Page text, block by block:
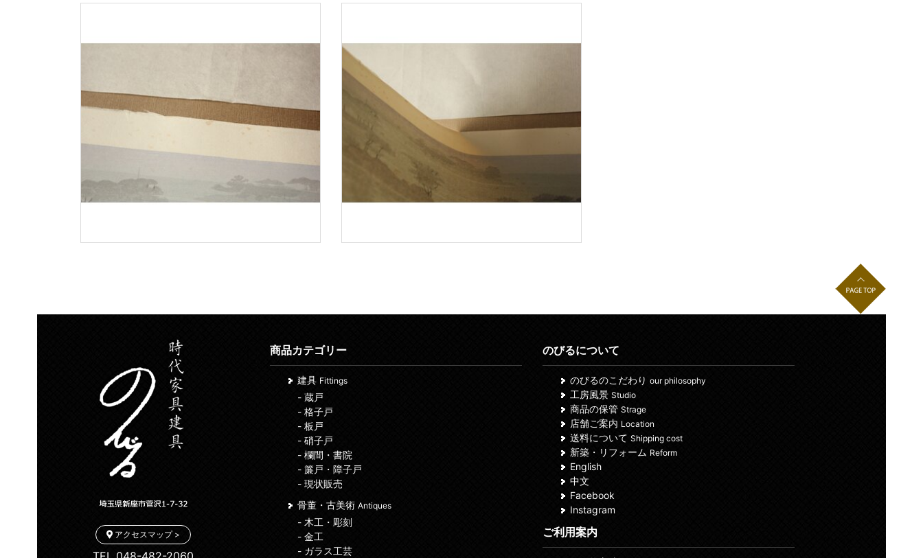
アクセスマップ >
商品カテゴリー
建具 Fittings
- 蔵戸
- 格子戸
- 板戸
- 硝子戸
- 欄間・書院
- 簾戸・障子戸
- 現状販売
骨董・古美術 Antiques
- 木工・彫刻
- 金工
- ガラス工芸
のびるについて
のびるのこだわり our philosophy
工房風景 Studio
商品の保管 Strage
店舗ご案内 Location
送料について Shipping cost
新築・リフォーム Reform
English
中文
Facebook
Instagram
ご利用案内